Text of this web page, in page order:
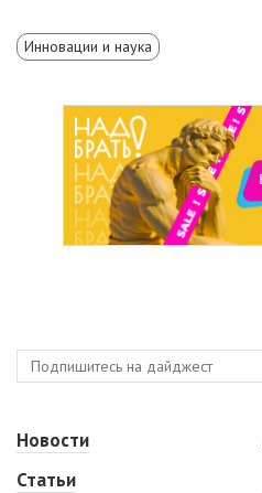
Инновации и наука
Новости
Статьи